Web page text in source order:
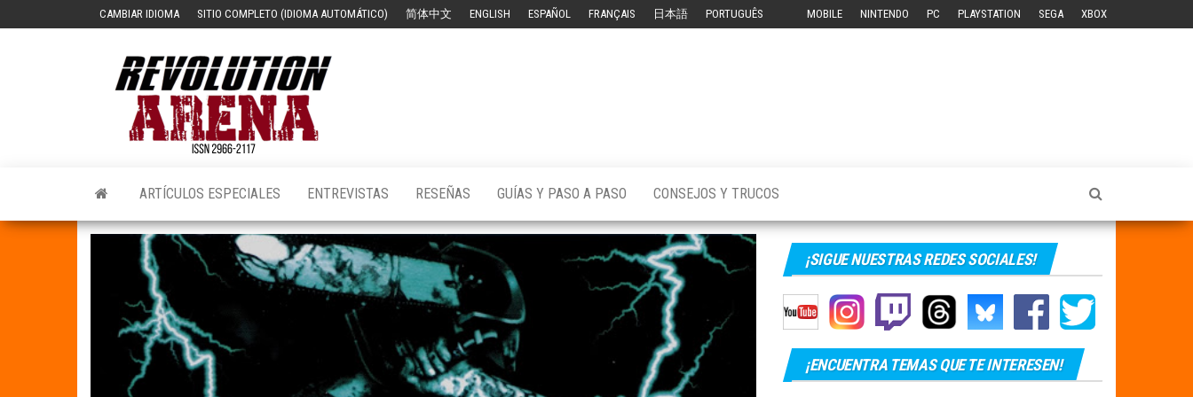
CAMBIAR IDIOMA SITIO COMPLETO (IDIOMA AUTOMÁTICO) 简体中文 ENGLISH ESPAÑOL FRANÇAIS 日本語 PORTUGUÊS MOBILE NINTENDO PC PLAYSTATION SEGA XBOX
ARTÍCULOS ESPECIALES ENTREVISTAS RESEÑAS GUÍAS Y PASO A PASO CONSEJOS Y TRUCOS
¡SIGUE NUESTRAS REDES SOCIALES!
¡ENCUENTRA TEMAS QUE TE INTERESEN!